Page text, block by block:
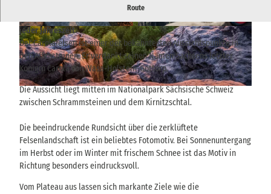
© viawww.saechsische-schweiz.de, Kenny Scholz | CC-BY-SA
© via www.saechsische-schweiz.de, Philipp Zieg
er |CC-BY-SA
© THIEL Public Relations, Sebastian Thiel |
CC-BY-SA
Route
Bekannter Aussichtspunkt in den Affensteinen mit weitem Blick
jeder Jahreszeit.
Der Carolafelsen ist einer der bekanntesten Aussichtspunkte in
den Affensteinen. Er verdankt seinen Namen Sachsens letzter
Königin Carola von Wasa-Holstein-Gottorp.
Die Aussicht liegt mitten im Nationalpark Sächsische Schweiz
zwischen Schrammsteinen und dem Kirnitzschtal.
Die beeindruckende Rundsicht über die zerklüftete
Felsenlandschaft ist ein beliebtes Fotomotiv. Bei Sonnenuntergang
im Herbst oder im Winter mit frischem Schnee ist das Motiv in
Richtung besonders eindrucksvoll.
Vom Plateau aus lassen sich markante Ziele wie die